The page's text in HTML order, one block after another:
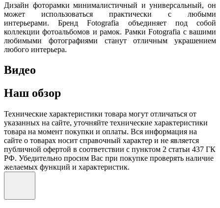
Дизайн фоторамки минималистичный и универсальный, он
может использоваться практически с любыми
интерьерами. Бренд Fotografia объединяет под собой
коллекции фотоальбомов и рамок. Рамки Fotografia с вашими
любимыми фотографиями станут отличным украшением
любого интерьера.
Видео
Наш обзор
Технические характеристики товара могут отличаться от
указанных на сайте, уточняйте технические характеристики
товара на момент покупки и оплаты. Вся информация на
сайте о товарах носит справочный характер и не является
публичной офертой в соответствии с пунктом 2 статьи 437 ГК
РФ. Убедительно просим Вас при покупке проверять наличие
желаемых функций и характеристик.